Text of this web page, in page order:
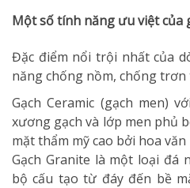
Một số tính năng ưu việt của
Đặc điểm nổi trội nhất của
năng chống nồm, chống
Gạch Ceramic (gạch men)
xương gạch và lớp men phủ
mặt thẩm mỹ cao bởi hoa
Gạch Granite là một loại đá
bộ cấu tạo từ đáy đến bề